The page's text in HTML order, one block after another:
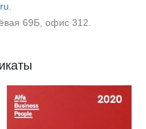
69Б, офис 312.